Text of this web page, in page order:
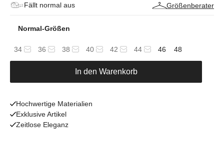
Fällt normal aus Größenberater
Normal-Größen
34 36 38 40 42 44 46 48
In den Warenkorb
Hochwertige Materialien
Exklusive Artikel
Zeitlose Eleganz